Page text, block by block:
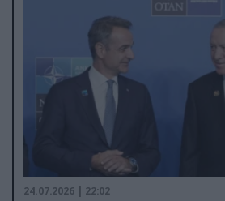
24.07.2026 | 22:02